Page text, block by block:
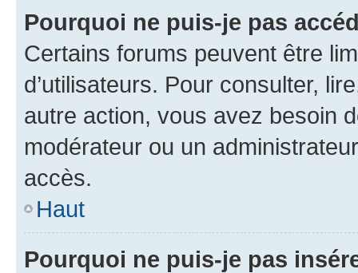
Pourquoi ne puis-je pas
Certains forums peuvent être
d’utilisateurs. Pour consulter,
autre action, vous avez besoin
modérateur ou un
accès.
Haut
Pourquoi ne puis-je pas